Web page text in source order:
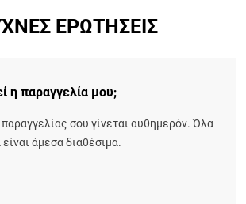
ΕΡΩΤΉΣΕΙΣ
η παραγγελία μου;
σου γίνεται αυθημερόν. Όλα
άμεσα διαθέσιμα.